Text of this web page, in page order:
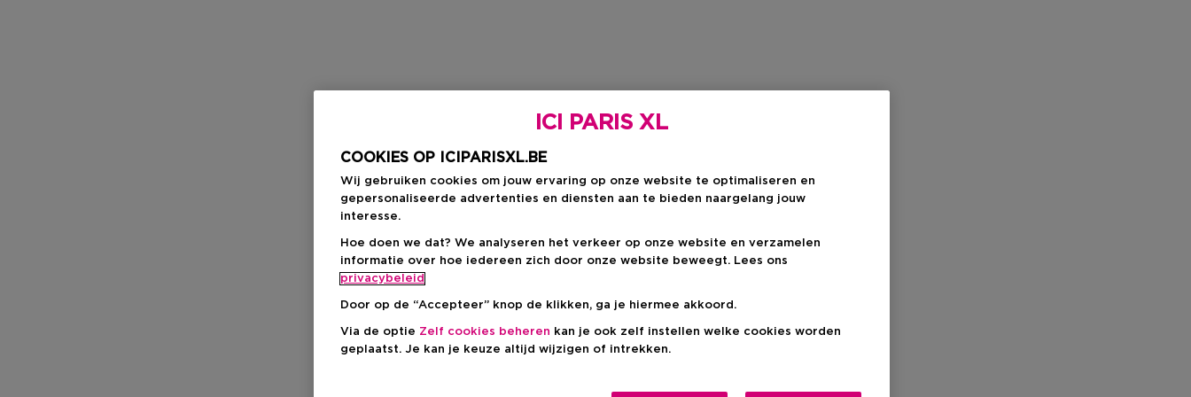
ICI PARIS XL
COOKIES OP ICIPARISXL.BE
Wij gebruiken cookies om jouw ervaring op onze website te optimaliseren en
gepersonaliseerde advertenties en diensten aan te bieden naargelang jouw
interesse.
Hoe doen we dat? We analyseren het verkeer op onze website en verzamelen
informatie over hoe iedereen zich door onze website beweegt. Lees ons
privacybeleid
Door op de “Accepteer” knop de klikken, ga je hiermee akkoord.
Via de optie Zelf cookies beheren kan je ook zelf instellen welke cookies worden
geplaatst. Je kan je keuze altijd wijzigen of intrekken.